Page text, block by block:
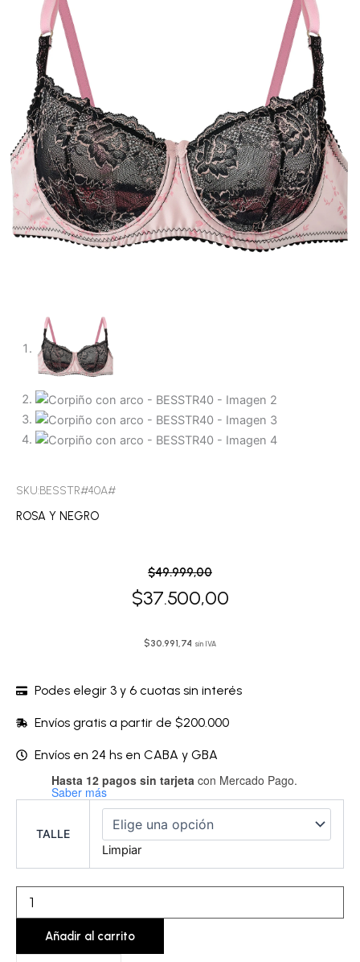
SKU:BESSTR#40A#
ROSA Y NEGRO
$49.999,00
El
precio
original
$49.999,00.
$37.500,00
El
precio
actual
$37.500,00.
$30.991,74 sin IVA
Podes elegir 3 y 6 cuotas sin interés
Envíos gratis a partir de $200.000
Envíos en 24 hs en CABA y GBA
Hasta 12 pagos sin tarjeta con Mercado Pago.
Saber más
TALLE
Limpiar
Corpiño
con
Añadir al carrito